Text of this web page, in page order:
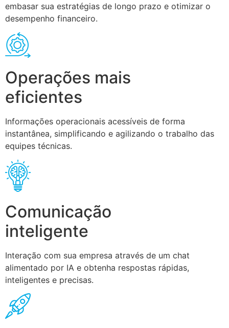
embasar sua estratégias de longo prazo e otimizar o
desempenho financeiro.
Operações mais
eficientes
Informações operacionais acessíveis de forma
instantânea, simplificando e agilizando o trabalho das
equipes técnicas.
Comunicação
inteligente
Interação com sua empresa através de um chat
alimentado por IA e obtenha respostas rápidas,
inteligentes e precisas.